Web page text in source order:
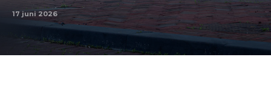
17 juni 2026